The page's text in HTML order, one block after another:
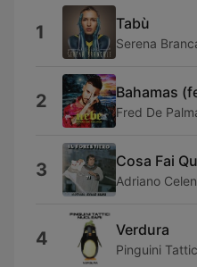
1 Tabù
Serena
2 Bahamas
Fred De
3 Cosa Fai
Adriano
4 Verdura
Pinguini